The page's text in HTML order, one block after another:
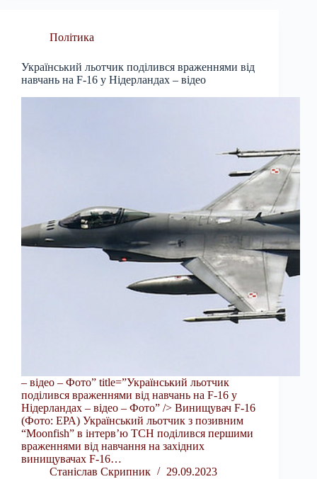
Політика
Український льотчик поділився враженнями від
навчань на F-16 у Нідерландах – відео
– відео – Фото” title=”Український льотчик
поділився враженнями від навчань на F-16 у
Нідерландах – відео – Фото” /> Винищувач F-16
(Фото: ЕРА) Український льотчик з позивним
“Moonfish” в інтерв’ю ТСН поділився першими
враженнями від навчання на західних
винищувачах F-16…
Станіслав Скрипник
29.09.2023